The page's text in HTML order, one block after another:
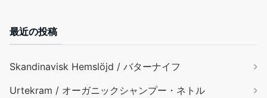
最近の投稿
Skandinavisk Hemslöjd / バターナイフ
Urtekram / オーガニックシャンプー・ネトル